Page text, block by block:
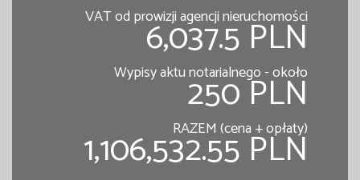
VAT od prowizji agencji nieruchomości
6,037.5 PLN
Wypisy aktu notarialnego - około
250 PLN
RAZEM (cena + opłaty)
1,106,532.55 PLN